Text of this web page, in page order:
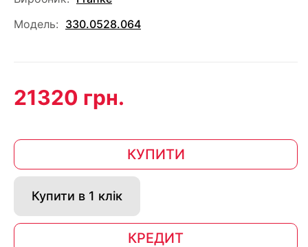
Модель: 330.0528.064
21320 грн.
КУПИТИ
Купити в 1 клік
КРЕДИТ